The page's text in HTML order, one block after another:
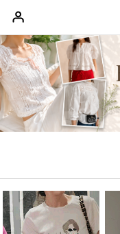
베스트50 신상품5%할인